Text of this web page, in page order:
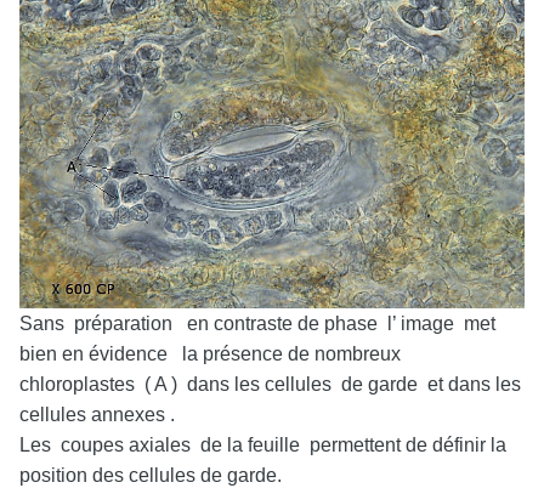
Sans préparation en contraste de phase l’ image met
bien en évidence la présence de nombreux
chloroplastes ( A ) dans les cellules de garde et dans les
cellules annexes .
Les coupes axiales de la feuille permettent de définir la
position des cellules de garde.